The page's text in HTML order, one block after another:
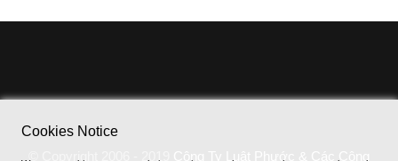
© Copyright 2006 - 2019 Công Ty Luật Phước & Các Cộng
Cookies Notice